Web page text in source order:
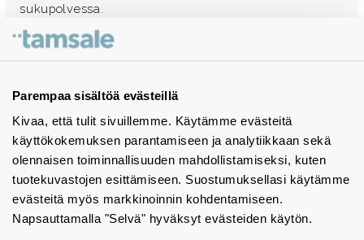
Parempaa sisältöä evästeillä
Kivaa, että tulit sivuillemme. Käytämme evästeitä
käyttökokemuksen parantamiseen ja analytiikkaan sekä
olennaisen toiminnallisuuden mahdollistamiseksi, kuten
tuotekuvastojen esittämiseen. Suostumuksellasi käytämme
evästeitä myös markkinoinnin kohdentamiseen.
Napsauttamalla "Selvä" hyväksyt evästeiden käytön.
sukupolvessa.
Ota yhteyttä - autamme mielellämme
Tuotekuvastot
Instagram
BIM-objektit
Yhteystiedot
Tiedotteet